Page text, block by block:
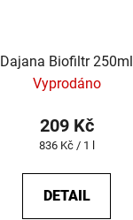
Dajana Biofiltr 250ml
Vyprodáno
209 Kč
Měrná
836 Kč / 1 l
DETAIL